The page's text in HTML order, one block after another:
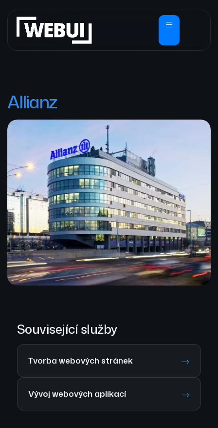
Allianz
Související služby
Tvorba webových stránek →
Vývoj webových aplikací →